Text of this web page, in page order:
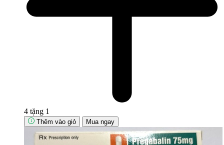
4 tặng 1
Thêm vào giỏ Mua ngay